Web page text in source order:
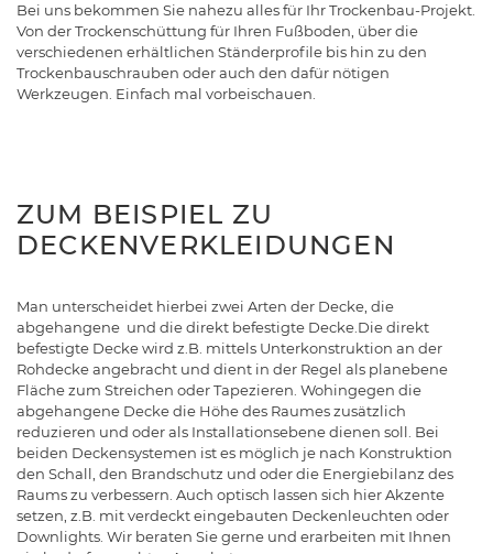
Bei uns bekommen Sie nahezu alles für Ihr Trockenbau-Projekt.
Von der Trockenschüttung für Ihren Fußboden, über die
verschiedenen erhältlichen Ständerprofile bis hin zu den
Trockenbauschrauben oder auch den dafür nötigen
Werkzeugen. Einfach mal vorbeischauen.
ZUM BEISPIEL ZU
DECKENVERKLEIDUNGEN
Man unterscheidet hierbei zwei Arten der Decke, die
abgehangene und die direkt befestigte Decke.Die direkt
befestigte Decke wird z.B. mittels Unterkonstruktion an der
Rohdecke angebracht und dient in der Regel als planebene
Fläche zum Streichen oder Tapezieren. Wohingegen die
abgehangene Decke die Höhe des Raumes zusätzlich
reduzieren und oder als Installationsebene dienen soll. Bei
beiden Deckensystemen ist es möglich je nach Konstruktion
den Schall, den Brandschutz und oder die Energiebilanz des
Raums zu verbessern. Auch optisch lassen sich hier Akzente
setzen, z.B. mit verdeckt eingebauten Deckenleuchten oder
Downlights. Wir beraten Sie gerne und erarbeiten mit Ihnen